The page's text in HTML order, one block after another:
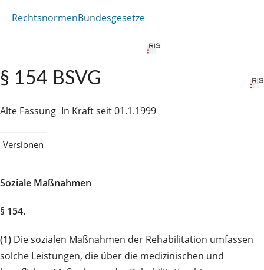
RechtsnormenBundesgesetze
§ 154 BSVG
Alte Fassung In Kraft seit 01.1.1999
Versionen
Soziale Maßnahmen
§ 154.
(1) Die sozialen Maßnahmen der Rehabilitation umfassen
solche Leistungen, die über die medizinischen und